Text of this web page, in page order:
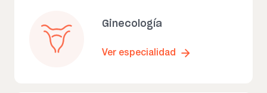
Ginecología
Ver especialidad